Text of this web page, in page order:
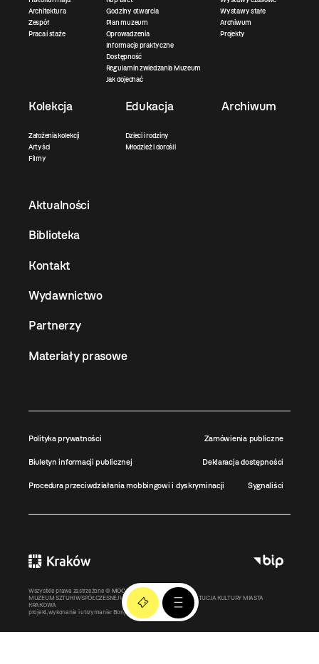
Architektura
Zespół
Praca i staże
Godziny otwarcia
Plan muzeum
Oprowadzenia
Informacje praktyczne
Dostępność
Regulamin zwiedzania Muzeum
Jak dojechać
Wystawy stałe
Archiwum
Projekty
Kolekcja
Założenia kolekcji
Artyści
Filmy
Edukacja
Dzieci i rodziny
Młodzież i dorośli
Archiwum
Aktualności
Biblioteka
Kontakt
Wydawnictwo
Partnerzy
Materiały prasowe
Polityka prywatności Zamówienia publiczne
Biuletyn informacji publicznej Deklaracja dostępności
Procedura przeciwdziałania mobbingowi i dyskryminacji Sygnaliści
Wszystkie prawa zastrzeżone © MOCAK2011-2026
MUZEUM SZTUKI WSPÓŁCZESNEJ W KRAKOWIE MOCAK – INSTYTUCJA KULTURY MIASTA
KRAKOWA
projekt, wykonanie i utrzymanie: Bonjour.pl